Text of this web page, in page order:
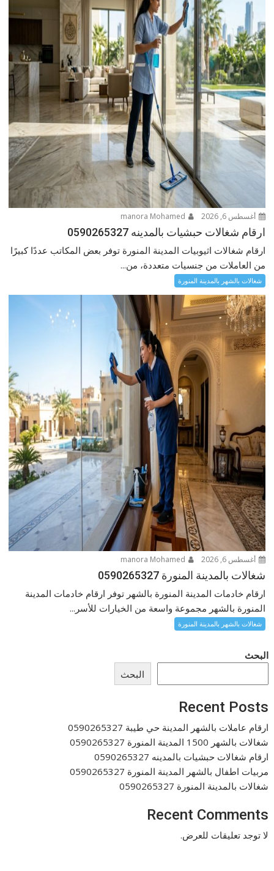
أغسطس 6, 2026
ارقام شغالات حبشيات بالمدينه 0590265327
ارقام شغالات اثيوبيات المدينة المنورة توفر بعض المكاتب عددًا كبيرًا
من العاملات من جنسيات متعددة، من...
شغالات بالشهر بالمدينة المنورة
أغسطس 6, 2026
شغالات بالمدينة المنورة 0590265327
ارقام خادمات المدينة المنورة بالشهر توفر ارقام خادمات المدينة
المنورة بالشهر مجموعة واسعة من الخيارات للأسر...
شغالات بالشهر بالمدينة المنورة
البحث
البحث
Recent Posts
ارقام عاملات بالشهر المدينة حي طيبة 0590265327
شغالات بالشهر 1500 المدينة المنورة 0590265327
ارقام شغالات حبشيات بالمدينه 0590265327
مربيات اطفال بالشهر المدينة المنورة 0590265327
شغالات بالمدينة المنورة 0590265327
Recent Comments
لا توجد تعليقات للعرض.